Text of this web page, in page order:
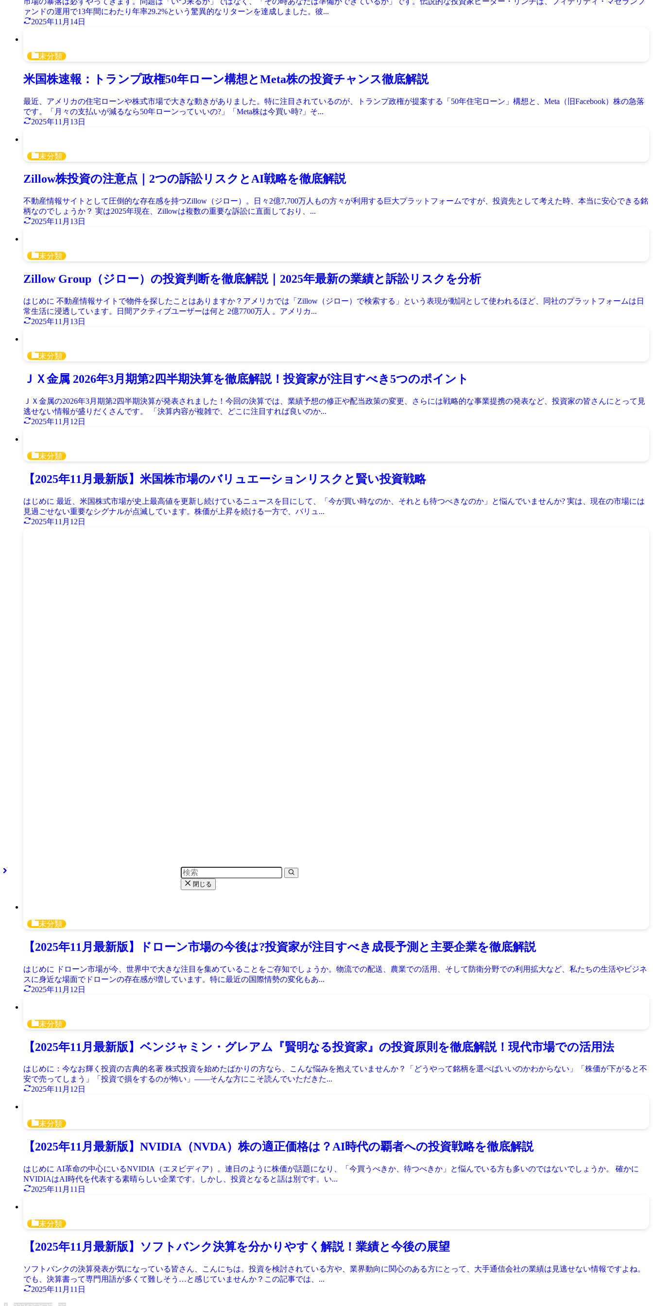
ァンドの運用で13年間にわたり年率29.2%という驚異的なリターンを達成しました。彼...
2025年11月14日
未分類
米国株速報：トランプ政権50年ローン構想とMeta株の投資チャンス徹底解説
最近、アメリカの住宅ローンや株式市場で大きな動きがありました。特に注目されているのが、トランプ政権が提案する「50年住宅ローン」構想と、Meta（旧Facebook）株の急落
です。「月々の支払いが減るなら50年ローンっていいの?」「Meta株は今買い時?」そ...
2025年11月13日
未分類
Zillow株投資の注意点｜2つの訴訟リスクとAI戦略を徹底解説
不動産情報サイトとして圧倒的な存在感を持つZillow（ジロー）。日々2億7,700万人もの方々が利用する巨大プラットフォームですが、投資先として考えた時、本当に安心できる銘
柄なのでしょうか？ 実は2025年現在、Zillowは複数の重要な訴訟に直面しており、...
2025年11月13日
未分類
Zillow Group（ジロー）の投資判断を徹底解説｜2025年最新の業績と訴訟リスクを分析
はじめに 不動産情報サイトで物件を探したことはありますか？アメリカでは「Zillow（ジロー）で検索する」という表現が動詞として使われるほど、同社のプラットフォームは日
常生活に浸透しています。日間アクティブユーザーは何と 2億7700万人 。アメリカ...
2025年11月13日
未分類
ＪＸ金属 2026年3月期第2四半期決算を徹底解説！投資家が注目すべき5つのポイント
ＪＸ金属の2026年3月期第2四半期決算が発表されました！今回の決算では、業績予想の修正や配当政策の変更、さらには戦略的な事業提携の発表など、投資家の皆さんにとって見
逃せない情報が盛りだくさんです。 「決算内容が複雑で、どこに注目すれば良いのか...
2025年11月12日
未分類
【2025年11月最新版】米国株市場のバリュエーションリスクと賢い投資戦略
はじめに 最近、米国株式市場が史上最高値を更新し続けているニュースを目にして、「今が買い時なのか、それとも待つべきなのか」と悩んでいませんか? 実は、現在の市場には
見過ごせない重要なシグナルが点滅しています。株価が上昇を続ける一方で、バリュ...
2025年11月12日
未分類
【2025年11月最新版】ドローン市場の今後は?投資家が注目すべき成長予測と主要企業を徹底解説
はじめに ドローン市場が今、世界中で大きな注目を集めていることをご存知でしょうか。物流での配送、農業での活用、そして防衛分野での利用拡大など、私たちの生活やビジネ
スに身近な場面でドローンの存在感が増しています。特に最近の国際情勢の変化もあ...
2025年11月12日
未分類
【2025年11月最新版】ベンジャミン・グレアム『賢明なる投資家』の投資原則を徹底解説！現代市場での活用法
はじめに：今なお輝く投資の古典的名著 株式投資を始めたばかりの方なら、こんな悩みを抱えていませんか？「どうやって銘柄を選べばいいのかわからない」「株価が下がると不
安で売ってしまう」「投資で損をするのが怖い」――そんな方にこそ読んでいただきた...
2025年11月12日
未分類
【2025年11月最新版】NVIDIA（NVDA）株の適正価格は？AI時代の覇者への投資戦略を徹底解説
はじめに AI革命の中心にいるNVIDIA（エヌビディア）。連日のように株価が話題になり、「今買うべきか、待つべきか」と悩んでいる方も多いのではないでしょうか。 確かに
NVIDIAはAI時代を代表する素晴らしい企業です。しかし、投資となると話は別です。い...
2025年11月11日
未分類
【2025年11月最新版】ソフトバンク決算を分かりやすく解説！業績と今後の展望
ソフトバンクの決算発表が気になっている皆さん、こんにちは。投資を検討されている方や、業界動向に関心のある方にとって、大手通信会社の業績は見逃せない情報ですよね。
でも、決算書って専門用語が多くて難しそう…と感じていませんか？この記事では、...
2025年11月11日
閉じる